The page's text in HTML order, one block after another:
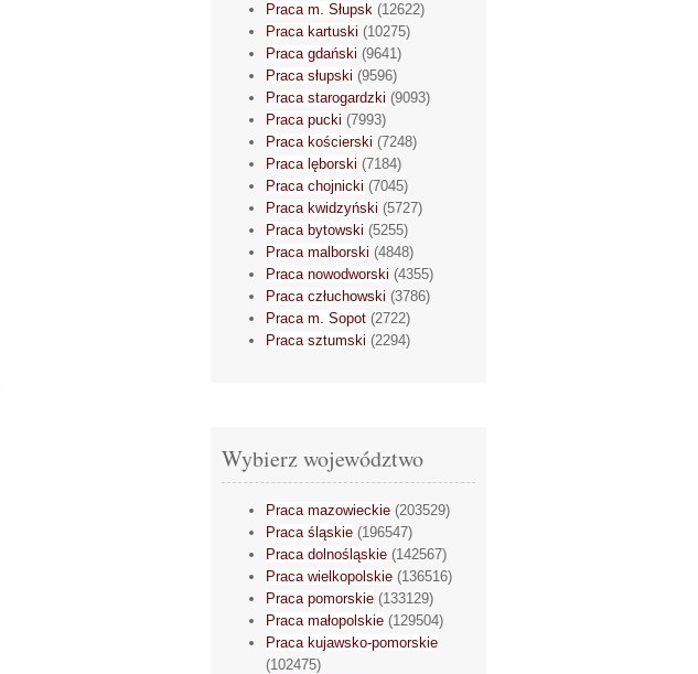
Praca m. Słupsk (12622)
Praca kartuski (10275)
Praca gdański (9641)
Praca słupski (9596)
Praca starogardzki (9093)
Praca pucki (7993)
Praca kościerski (7248)
Praca lęborski (7184)
Praca chojnicki (7045)
Praca kwidzyński (5727)
Praca bytowski (5255)
Praca malborski (4848)
Praca nowodworski (4355)
Praca człuchowski (3786)
Praca m. Sopot (2722)
Praca sztumski (2294)
Wybierz województwo
Praca mazowieckie (203529)
Praca śląskie (196547)
Praca dolnośląskie (142567)
Praca wielkopolskie (136516)
Praca pomorskie (133129)
Praca małopolskie (129504)
Praca kujawsko-pomorskie
(102475)